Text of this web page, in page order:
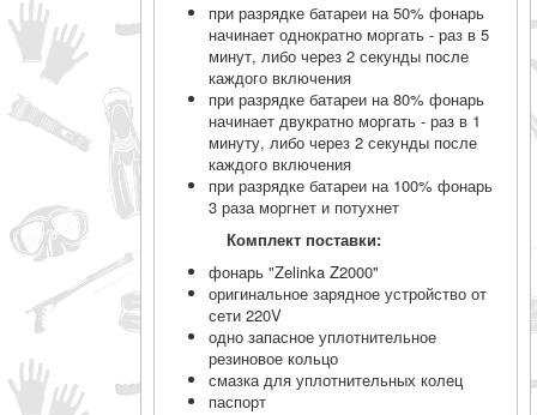
при разрядке батареи на 50% фонарь
начинает однократно моргать - раз в 5
минут, либо через 2 секунды после
каждого включения
при разрядке батареи на 80% фонарь
начинает двукратно моргать - раз в 1
минуту, либо через 2 секунды после
каждого включения
при разрядке батареи на 100% фонарь
3 раза моргнет и потухнет
Комплект поставки:
фонарь "Zelinka Z2000"
оригинальное зарядное устройство от
сети 220V
одно запасное уплотнительное
резиновое кольцо
смазка для уплотнительных колец
паспорт